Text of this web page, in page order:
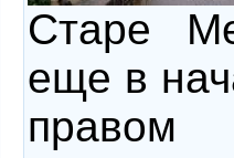
Старе
еще в
правом